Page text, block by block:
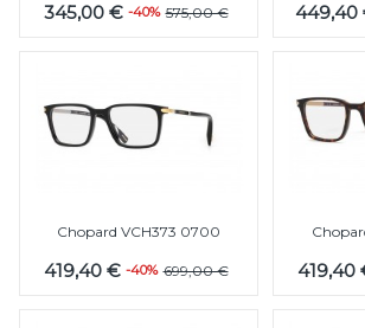
345,00 € -40% 575,00 € 449,40
Chopard VCH373 0700
419,40 € -40% 699,00 € 419,40